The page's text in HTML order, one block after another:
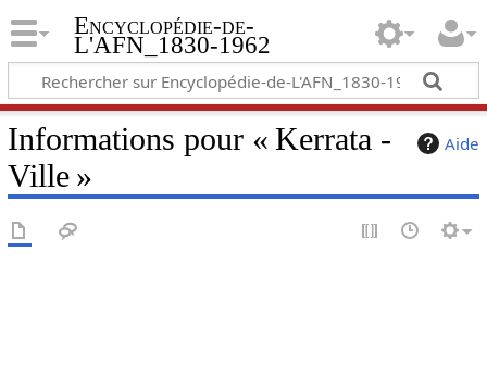
Encyclopédie-de-
L'AFN_1830-1962
Aide
Informations pour « Kerrata -
Ville »